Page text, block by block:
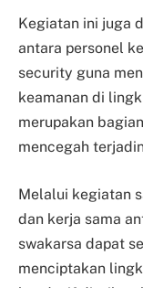
Kegiatan ini juga
antara personel
security guna
keamanan di
merupakan
mencegah
Melalui kegiatan
dan kerja sama
swakarsa dapat
menciptakan